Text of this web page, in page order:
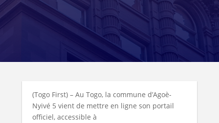
(Togo First) – Au Togo, la commune d’Agoè-
Nyivé 5 vient de mettre en ligne son portail
officiel, accessible à